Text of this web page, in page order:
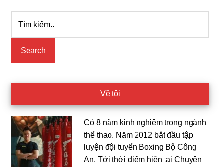
Primary
Sidebar
kiếm...
Về tôi
Có 8 năm kinh nghiệm trong ngành
thể thao. Năm 2012 bắt đầu tập
luyện đội tuyển Boxing Bộ Công
An. Tới thời điểm hiện tại Chuyên